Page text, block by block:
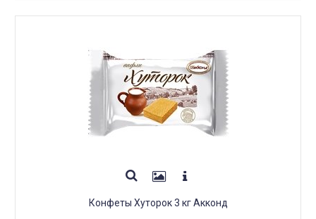
Конфеты Хуторок 3 кг Акконд